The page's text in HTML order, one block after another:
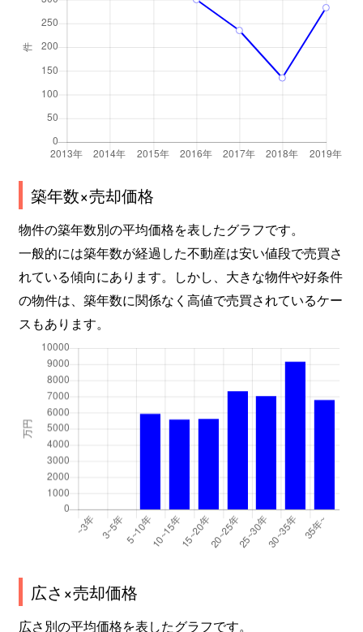
築年数×売却価格
物件の築年数別の平均価格を表したグラフです。
一般的には築年数が経過した不動産は安い値段で売買さ
れている傾向にあります。しかし、大きな物件や好条件
の物件は、築年数に関係なく高値で売買されているケー
スもあります。
広さ×売却価格
広さ別の平均価格を表したグラフです。